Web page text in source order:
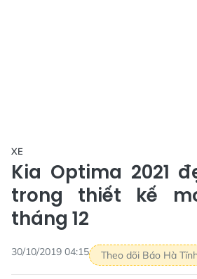
XE
Kia Optima 2021
trong thiết kế
tháng 12
30/10/2019 04:15 Theo dõi Báo Hà